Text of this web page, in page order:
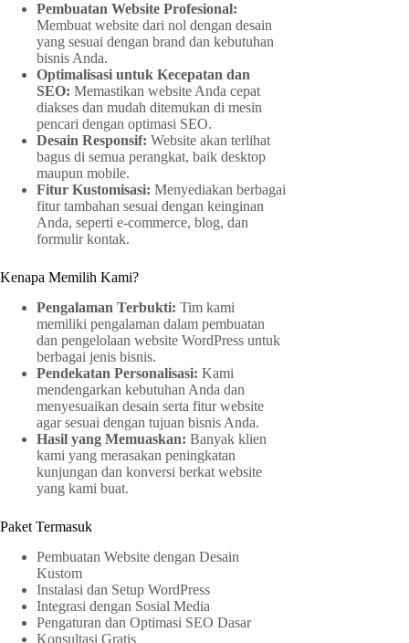
Pembuatan Website Profesional:
Membuat website dari nol dengan desain
yang sesuai dengan brand dan kebutuhan
bisnis Anda.
Optimalisasi untuk Kecepatan dan
SEO: Memastikan website Anda cepat
diakses dan mudah ditemukan di mesin
pencari dengan optimasi SEO.
Desain Responsif: Website akan terlihat
bagus di semua perangkat, baik desktop
maupun mobile.
Fitur Kustomisasi: Menyediakan berbagai
fitur tambahan sesuai dengan keinginan
Anda, seperti e-commerce, blog, dan
formulir kontak.
Kenapa Memilih Kami?
Pengalaman Terbukti: Tim kami
memiliki pengalaman dalam pembuatan
dan pengelolaan website WordPress untuk
berbagai jenis bisnis.
Pendekatan Personalisasi: Kami
mendengarkan kebutuhan Anda dan
menyesuaikan desain serta fitur website
agar sesuai dengan tujuan bisnis Anda.
Hasil yang Memuaskan: Banyak klien
kami yang merasakan peningkatan
kunjungan dan konversi berkat website
yang kami buat.
Paket Termasuk
Pembuatan Website dengan Desain
Kustom
Instalasi dan Setup WordPress
Integrasi dengan Sosial Media
Pengaturan dan Optimasi SEO Dasar
Konsultasi Gratis